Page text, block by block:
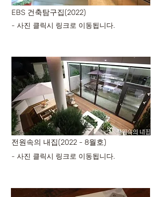
EBS 건축탐구집(2022)
- 사진 클릭시 링크로 이동됩니다.
전원속의 내집(2022 - 8월호)
- 사진 클릭시 링크로 이동됩니다.